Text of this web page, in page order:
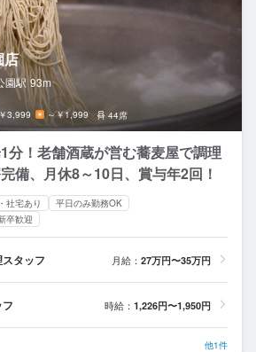
店
園駅 93m
3,999 ～￥1,999 44席
分！老舗酒蔵が営む蕎麦屋で調理
備、月休8～10日、賞与年2回！
社宅あり
平日のみ勤務OK
卒歓迎
タッフ 月給： 27万円〜35万円
時給： 1,226円〜1,950円
他1件